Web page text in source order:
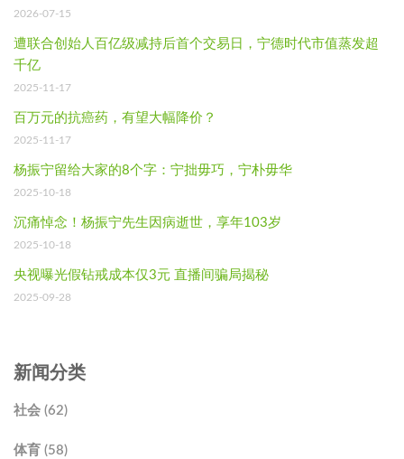
2026-07-15
遭联合创始人百亿级减持后首个交易日，宁德时代市值蒸发超
千亿
2025-11-17
百万元的抗癌药，有望大幅降价？
2025-11-17
杨振宁留给大家的8个字：宁拙毋巧，宁朴毋华
2025-10-18
沉痛悼念！杨振宁先生因病逝世，享年103岁
2025-10-18
央视曝光假钻戒成本仅3元 直播间骗局揭秘
2025-09-28
新闻分类
社会 (62)
体育 (58)